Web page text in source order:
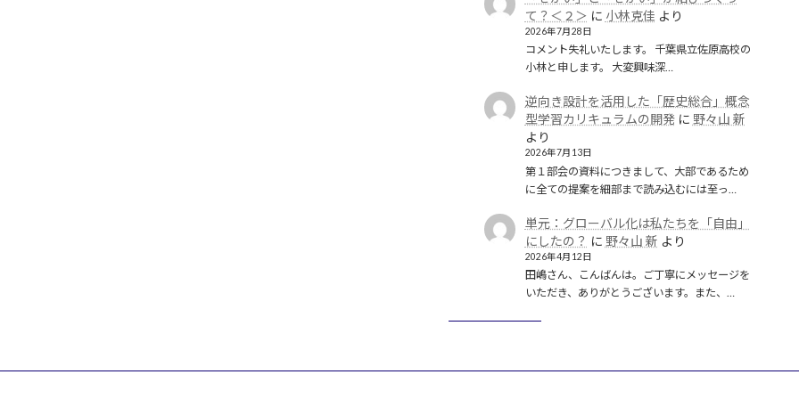
て？＜２＞ に 小林克佳 より
2026年7月28日
コメント失礼いたします。 千葉県立佐原高校の
小林と申します。 大変興味深…
逆向き設計を活用した「歴史総合」概念
型学習カリキュラムの開発に 野々山 新
より
2026年7月13日
第１部会の資料につきまして、大部であるため
に全ての提案を細部まで読み込むには至っ…
単元：グローバル化は私たちを「自由」
にしたの？ に 野々山 新 より
2026年4月12日
田嶋さん、こんばんは。ご丁寧にメッセージを
いただき、ありがとうございます。また、…